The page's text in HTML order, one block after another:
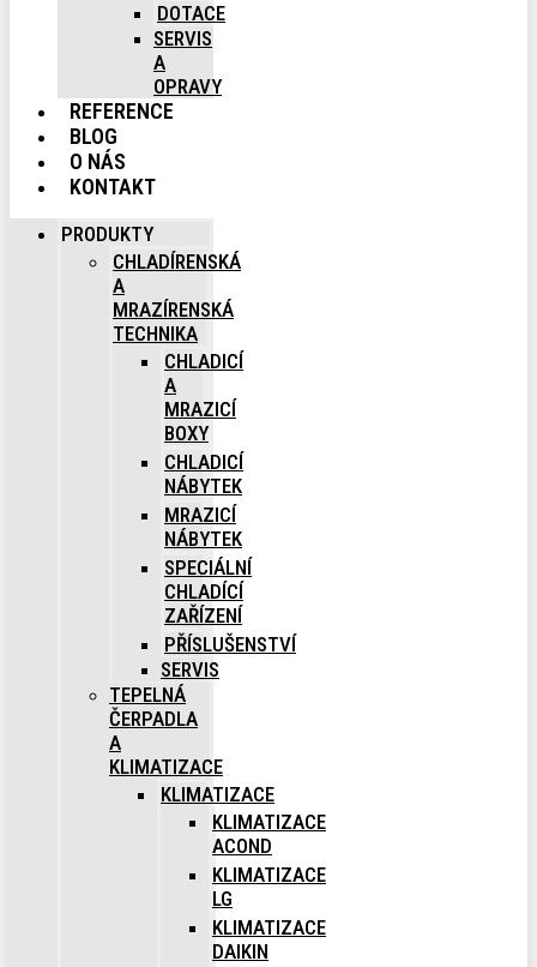
DOTACE
SERVIS
A
OPRAVY
REFERENCE
BLOG
O NÁS
KONTAKT
PRODUKTY
CHLADÍRENSKÁ
A
MRAZÍRENSKÁ
TECHNIKA
CHLADICÍ
A
MRAZICÍ
BOXY
CHLADICÍ
NÁBYTEK
MRAZICÍ
NÁBYTEK
SPECIÁLNÍ
CHLADÍCÍ
ZAŘÍZENÍ
PŘÍSLUŠENSTVÍ
SERVIS
TEPELNÁ
ČERPADLA
A
KLIMATIZACE
KLIMATIZACE
KLIMATIZACE
ACOND
KLIMATIZACE
LG
KLIMATIZACE
DAIKIN